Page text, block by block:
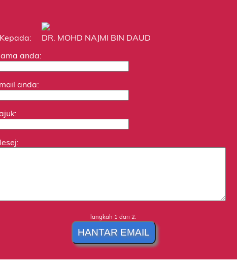
Kepada:
DR. MOHD NAJMI BIN DAUD
anda:
anda:
langkah 1 dari 2: